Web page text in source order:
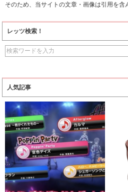
そのため、当サイトの文章・画像は引用を含
レッツ検索！
人気記事